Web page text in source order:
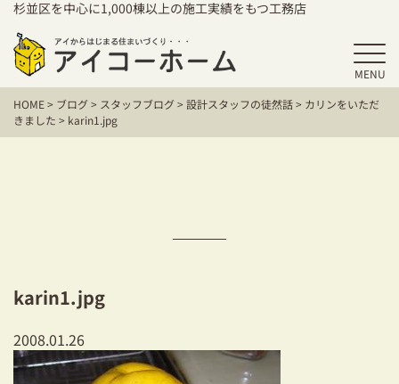
杉並区を中心に1,000棟以上の施工実績をもつ工務店
MENU
HOME
アイコーホームの家づくり
保証／アフターサポート
建て替えをお考えの方
HOME> ブログ> スタッフブログ>設計スタッフの徒然話> カリンをいただ
きました > karin1.jpg
karin1.jpg
2008.01.26